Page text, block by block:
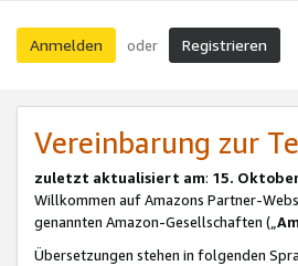
Anmelden oder Registrieren
Vereinbarung zur
zuletzt aktualisiert am: 15.
Willkommen auf Amazons Partner-
genannten Amazon-Gesellschaften („
Übersetzungen stehen in folgenden